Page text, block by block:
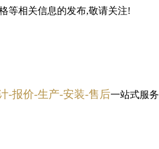
等相关信息的发布,敬请关注!
-报价-生产-安装-售后一站式服务